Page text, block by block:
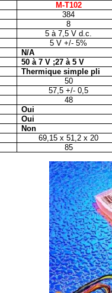
M-T102
384
8
5 à 7,5 V d.c.
5 V +/- 5%
N/A
50 à 7 V ;27 à 5 V
Thermique simple pli
50
57,5 +/- 0,5
48
Oui
Oui
Non
69,15 x 51,2 x 20
85